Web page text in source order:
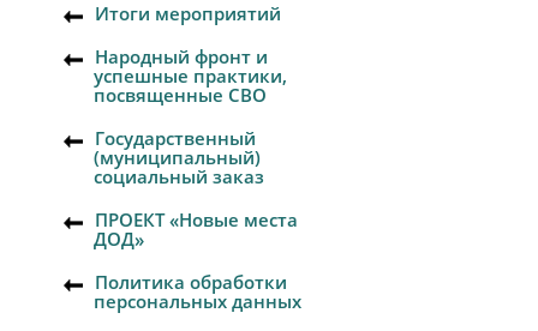
Итоги мероприятий
Народный фронт и
успешные практики,
посвященные СВО
Государственный
(муниципальный)
социальный заказ
ПРОЕКТ «Новые места
ДОД»
Политика обработки
персональных данных